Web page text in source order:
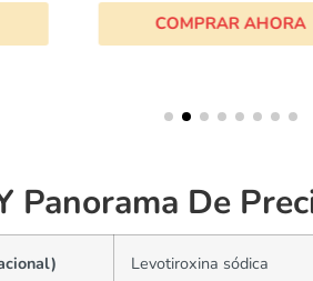
COMPRAR AHORA
Panorama De
Levotiroxina sódica